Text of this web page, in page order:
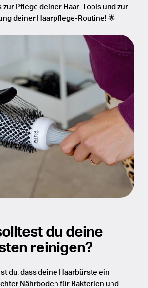
zur Pflege deiner Haar-Tools und zur
deiner Haarpflege-Routine! 🌟
du deine
reinigen?
du, dass deine Haarbürste ein
Nährboden für Bakterien und